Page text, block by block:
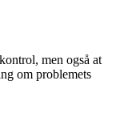
men også at
om problemets